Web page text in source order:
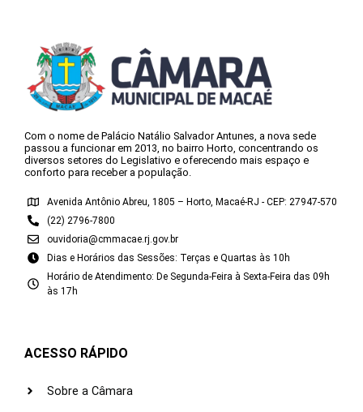
Com o nome de Palácio Natálio Salvador Antunes, a nova sede
passou a funcionar em 2013, no bairro Horto, concentrando os
diversos setores do Legislativo e oferecendo mais espaço e
conforto para receber a população.
Avenida Antônio Abreu, 1805 – Horto, Macaé-RJ - CEP: 27947-570
(22) 2796-7800
ouvidoria@cmmacae.rj.gov.br
Dias e Horários das Sessões: Terças e Quartas às 10h
Horário de Atendimento: De Segunda-Feira à Sexta-Feira das 09h
às 17h
ACESSO RÁPIDO
Sobre a Câmara